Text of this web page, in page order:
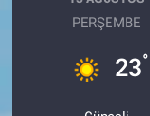
PERŞEMBE
23°